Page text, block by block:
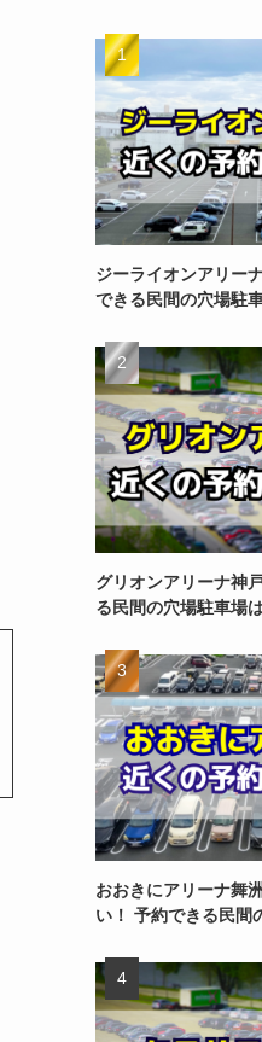
ジーライオンアリー
できる民間の穴場駐
グリオンアリーナ神
る民間の穴場駐車場
おおきにアリーナ舞
い！ 予約できる民間